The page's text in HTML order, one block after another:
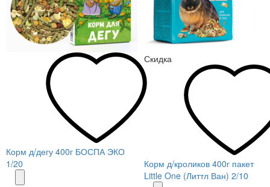
Корм д/дегу 400г БОСПА ЭКО
1/20
Скидка
Корм д/кроликов 400г пакет
Little One (Литтл Ван) 2/10